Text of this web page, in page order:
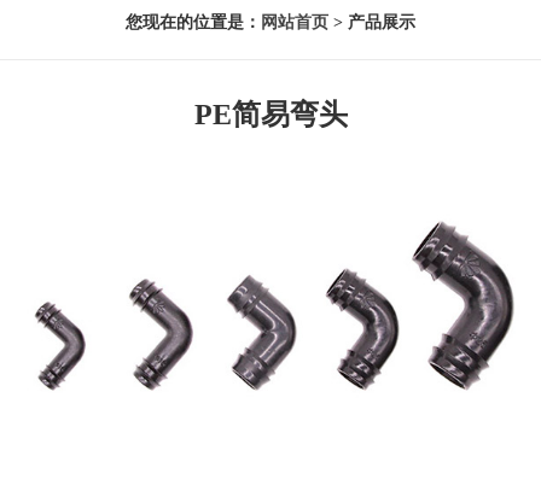
您现在的位置是： 网站首页 > 产品展示
PE简易弯头